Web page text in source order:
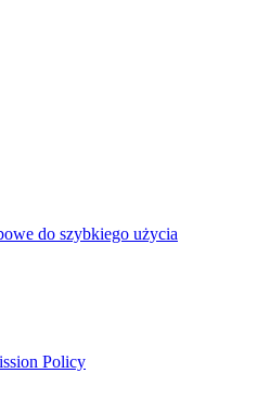
do szybkiego użycia
Policy